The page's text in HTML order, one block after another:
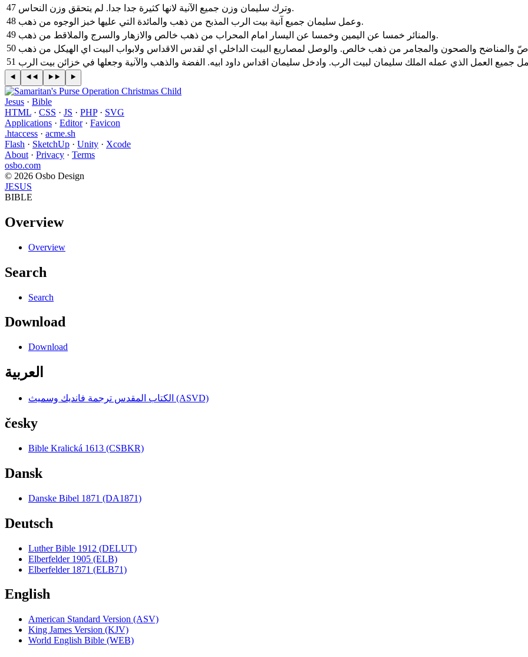
47
وترك سليمان وزن جميع الآنية لانها كثيرة جدا جدا. لم يتحقق وزن النحاس.
48
وعمل سليمان جميع آنية بيت الرب المذبح من ذهب والمائدة التي عليها خبز الوجوه من ذهب.
49
والمنائر خمسا عن اليمين وخمسا عن اليسار امام المحراب من ذهب خالص والازهار والسرج والملاقط من ذهب.
50
51 جميع العمل الذي عمله الملك سليمان لبيت الرب. وادخل سليمان اقداس داود ابيه. الفضة والذهب والآنية وجعلها في خزائن بيت الرب
Jesus · Bible
HTML · CSS · JS · PHP· SVG
Applications · Editor· Favicon
.htaccess · acme.sh
Flash · SketchUp · Unity · Xcode
About · Privacy · Terms
osbo.com
© 2026 Osbo Design
JESUS
BIBLE
Overview
Overview
Search
Search
Download
Download
العربية
الكتاب المقدس ترجمة فانديك وسميث (ASVD)
česky
Bible Kralická 1613 (CSBKR)
Dansk
Danske Bibel 1871 (DA1871)
Deutsch
Luther Bible 1912 (DELUT)
Elberfelder 1905 (ELB)
Elberfelder 1871 (ELB71)
English
American Standard Version (ASV)
King James Version (KJV)
World English Bible (WEB)